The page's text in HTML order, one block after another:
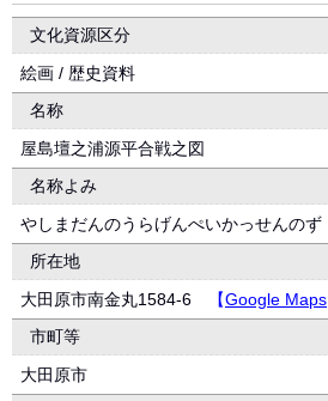
文化資源区分
絵画 / 歴史資料
名称
屋島壇之浦源平合戦之図
名称よみ
やしまだんのうらげんぺいかっせんのず
所在地
大田原市南金丸1584-6
【Google Maps
市町等
大田原市